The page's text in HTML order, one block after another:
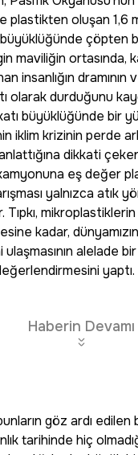
plastikten oluşan 1,6
çöpten
maviliğin ortasında,
insanlığın
olarak durduğunu
büyüklüğünde bir
iklim krizinin perde
dikkati
eş değer
yalnızca atık
Tıpkı,
kadar,
alelade
yaptı.
Haberin Devamı
göz ardı edilen
tarihinde hiç